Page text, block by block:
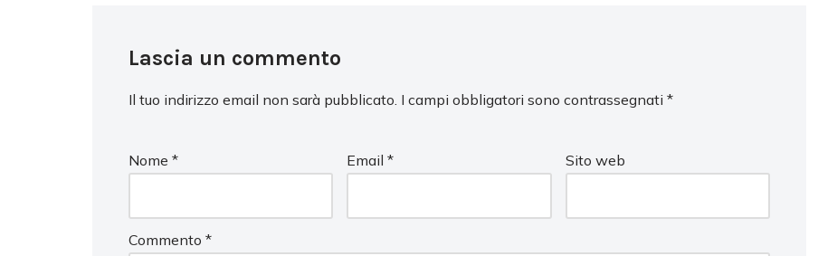
Lascia un commento
Il tuo indirizzo email non sarà pubblicato. I campi obbligatori sono contrassegnati *
Nome * Email* Sito web
Commento *